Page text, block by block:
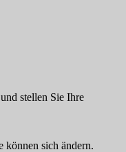
stellen Sie Ihre
können sich ändern.